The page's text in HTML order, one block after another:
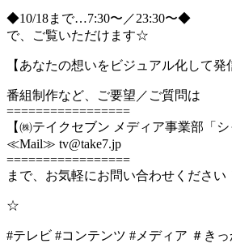
◆10/18まで…7:30〜／23:30〜◆
で、ご覧いただけます☆
【あなたの想いをビジュアル化して発
番組制作など、ご要望／ご質問は
=================
【㈱テイクセブン メディア事業部「シ
≪Mail≫ tv@take7.jp
=================
まで、お気軽にお問い合わせください
☆
#テレビ #コンテンツ #メディア ＃き